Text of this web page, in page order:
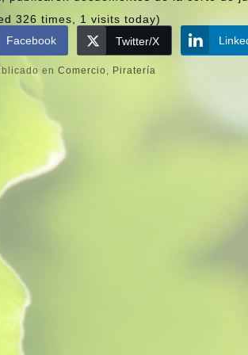
326 times, 1 visits today)
Facebook
Twitter/X
en Comercio , Piraterí­a